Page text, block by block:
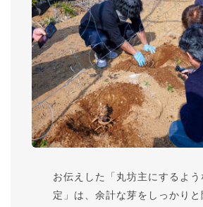
お伝えした「丸坊主にするよ
定」は、余計な芽をしっかりと